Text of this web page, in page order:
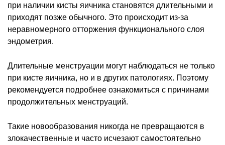
при наличии кисты яичника становятся длительными и
приходят позже обычного. Это происходит из-за
неравномерного отторжения функционального слоя
эндометрия.
Длительные менструации могут наблюдаться не только
при кисте яичника, но и в других патологиях. Поэтому
рекомендуется подробнее ознакомиться с причинами
продолжительных менструаций.
Такие новообразования никогда не превращаются в
злокачественные и часто исчезают самостоятельно